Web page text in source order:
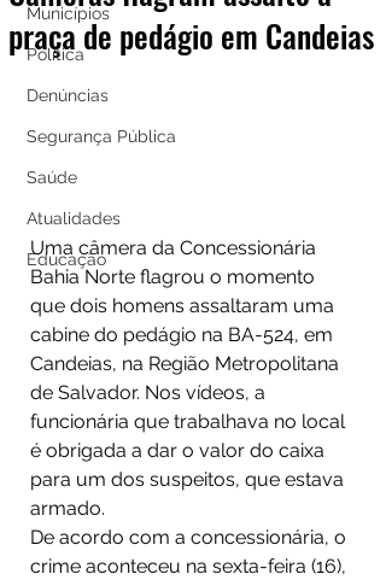
Municípios
Política
Denúncias
Segurança Pública
Saúde
Atualidades
Educação
praça de pedágio em Candeias
Uma câmera da Concessionária
Bahia Norte flagrou o momento
que dois homens assaltaram uma
cabine do pedágio na BA-524, em
Candeias, na Região Metropolitana
de Salvador. Nos vídeos, a
funcionária que trabalhava no local
é obrigada a dar o valor do caixa
para um dos suspeitos, que estava
armado.
De acordo com a concessionária, o
crime aconteceu na sexta-feira (16),